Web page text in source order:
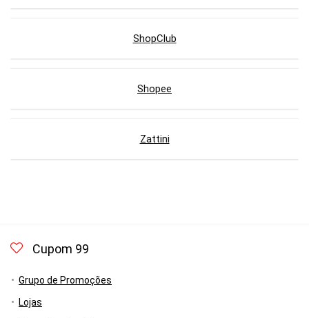
ShopClub
Shopee
Zattini
Cupom 99
Grupo de Promoções
Lojas